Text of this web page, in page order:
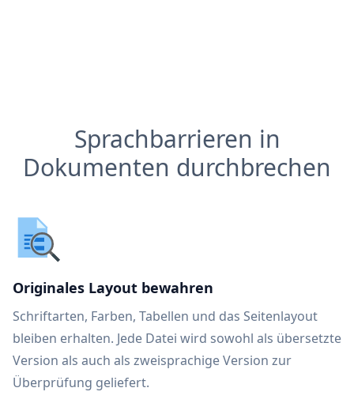
Sprachbarrieren in
Dokumenten durchbrechen
Originales Layout bewahren
Schriftarten, Farben, Tabellen und das Seitenlayout
bleiben erhalten. Jede Datei wird sowohl als übersetzte
Version als auch als zweisprachige Version zur
Überprüfung geliefert.